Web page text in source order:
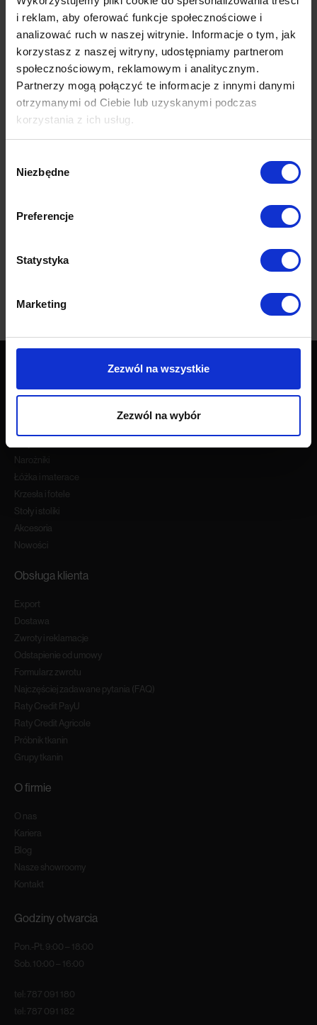
i reklam, aby oferować funkcje społecznościowe i
analizować ruch w naszej witrynie. Informacje o tym, jak
korzystasz z naszej witryny, udostępniamy partnerom
społecznościowym, reklamowym i analitycznym.
Partnerzy mogą połączyć te informacje z innymi danymi
otrzymanymi od Ciebie lub uzyskanymi podczas
korzystania z ich usług.
zgody
Niezbędne
Preferencje
Statystyka
Marketing
Zezwól na wszystkie
Zezwól na wybór
których możemy stworzyć Twój mebel. Jeśli potrzebujesz
dodatkowych próbników tkanin lub chcesz zmienić konfigurację
mebla lub ilość modułów skontaktuj się z naszym biurem obsługi.
787 091 180
Opis produktu
Lampa Slim to projekt o prostym, ale bardzo oryginalnym wyglądzie.
Idealnie sprawdzi się w każdym salonie, jadalni, korytarzu czy holu.
Wymiary
Dane techniczne
Produkty
Narożniki
Łóżka i materace
Krzesła i fotele
Stoły i stoliki
Akcesoria
Nowości
Obsługa klienta
Export
Dostawa
Zwroty i reklamacje
Odstapienie od umowy
Formularz zwrotu
Najczęściej zadawane pytania (FAQ)
Raty Credit PayU
Raty Credit Agricole
Próbnik tkanin
Grupy tkanin
O firmie
O nas
Kariera
Blog
Nasze showroomy
Kontakt
Godziny otwarcia
Pon.-Pt. 9:00 – 18:00
Sob. 10:00 – 16:00
tel: 787 091 180
tel: 787 091 182